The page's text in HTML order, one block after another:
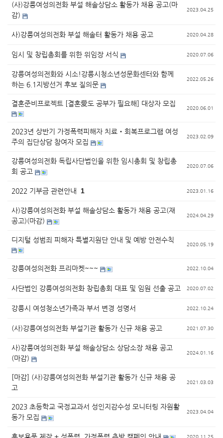
(사)강릉여성의전화 부설 해솔상담소 활동가 채용 공고(마
감)
2023.04.25
사)강릉여성의전화 부설 해솔터 활동가 채용 공고 2020.04.28
임시 및 창립총회를 위한 위임장 서식 2020.07.06
강릉여성의전화와 시소!강릉시청소년성문화센터와 함께
하는 6.1지방선거 후보 질의문
2022.05.26
결혼준비프로젝트 [결혼愛도 공부가 필요해] 대상자 모집
2020.06.01
2023년 상반기 가정폭력피해자 치료‧회복프로그램 여성
주의 집단상담 참여자 모집
2023.02.09
강릉여성의전화 독립사단법인을 위한 임시총회 및 창립총
회 공고
2020.07.06
2022 기부금 관련안내 1 2023.01.16
사)강릉여성의전화 부설 해솔상담소 활동가 채용 공고(재
공고)(마감)
2024.04.29
디지털 성범죄 피해자 특별지원단 안내 및 예방 안전수칙
2020.05.19
강릉여성의전화 프리마켓~~~ 2022.10.04
사단법인 강릉여성의전화 창립총회 대표 및 임원 선출 공고 2020.07.02
강릉시 여성청소년가족과 부서 변경 성명서 2022.10.24
(사)강릉여성의전화 부설기관 활동가 신규 채용 공고 2021.07.30
사)강릉여성의전화 부설 해솔상담소 상담소장 채용 공고
(마감)
2024.01.16
[마감] (사)강릉여성의전화 부설기관 활동가 신규 채용 공
고
2021.03.03
2023 초등학교 국정교과서 성인지감수성 모니터링 자원활
동가 모집
2023.04.04
2020.11.25